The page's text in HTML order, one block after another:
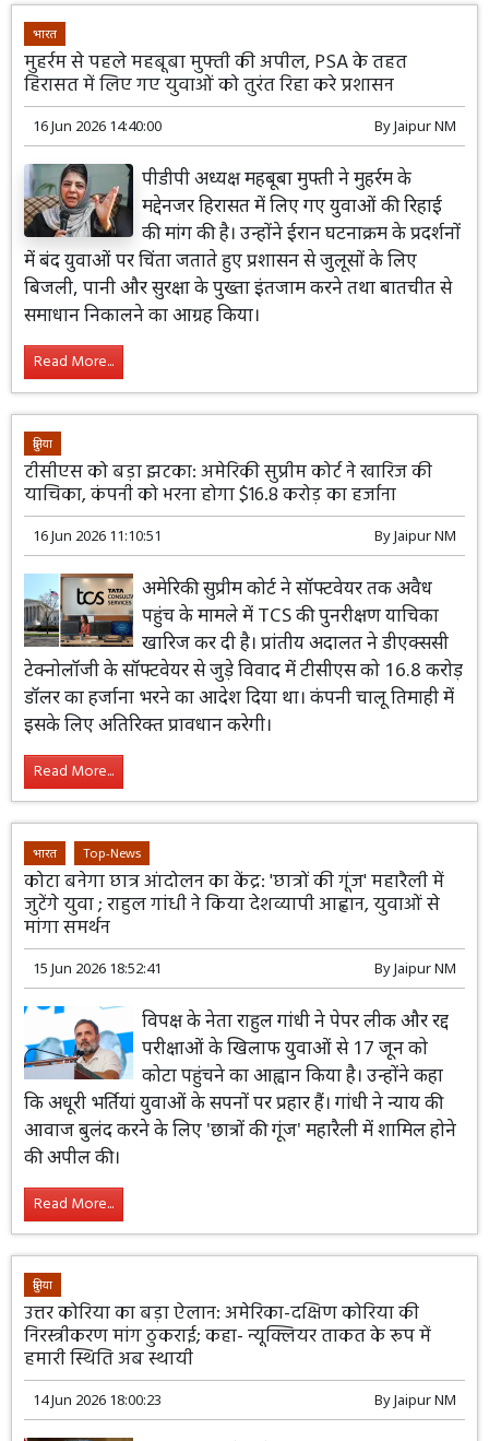
भारत
मुहर्रम से पहले महबूबा मुफ्ती की अपील, PSA के तहत
हिरासत में लिए गए युवाओं को तुरंत रिहा करे प्रशासन
16 Jun 2026 14:40:00 ByJaipur NM
पीडीपी अध्यक्ष महबूबा मुफ्ती ने मुहर्रम के
मद्देनजर हिरासत में लिए गए युवाओं की रिहाई
की मांग की है। उन्होंने ईरान घटनाक्रम के प्रदर्शनों
में बंद युवाओं पर चिंता जताते हुए प्रशासन से जुलूसों के लिए
बिजली, पानी और सुरक्षा के पुख्ता इंतजाम करने तथा बातचीत से
समाधान निकालने का आग्रह किया।
Read More...
दुनिया
टीसीएस को बड़ा झटका: अमेरिकी सुप्रीम कोर्ट ने खारिज की
याचिका, कंपनी को भरना होगा $16.8 करोड़ का हर्जाना
16 Jun 2026 11:10:51 ByJaipur NM
अमेरिकी सुप्रीम कोर्ट ने सॉफ्टवेयर तक अवैध
पहुंच के मामले में TCS की पुनरीक्षण याचिका
खारिज कर दी है। प्रांतीय अदालत ने डीएक्ससी
टेक्नोलॉजी के सॉफ्टवेयर से जुड़े विवाद में टीसीएस को 16.8 करोड़
डॉलर का हर्जाना भरने का आदेश दिया था। कंपनी चालू तिमाही में
इसके लिए अतिरिक्त प्रावधान करेगी।
Read More...
भारत Top-News
कोटा बनेगा छात्र आंदोलन का केंद्र: 'छात्रों की गूंज' महारैली में
जुटेंगे युवा ; राहुल गांधी ने किया देशव्यापी आह्वान, युवाओं से
मांगा समर्थन
15 Jun 2026 18:52:41 ByJaipur NM
विपक्ष के नेता राहुल गांधी ने पेपर लीक और रद्द
परीक्षाओं के खिलाफ युवाओं से 17 जून को
कोटा पहुंचने का आह्वान किया है। उन्होंने कहा
कि अधूरी भर्तियां युवाओं के सपनों पर प्रहार हैं। गांधी ने न्याय की
आवाज बुलंद करने के लिए 'छात्रों की गूंज' महारैली में शामिल होने
की अपील की।
Read More...
दुनिया
उत्तर कोरिया का बड़ा ऐलान: अमेरिका-दक्षिण कोरिया की
निरस्त्रीकरण मांग ठुकराई; कहा- न्यूक्लियर ताकत के रूप में
हमारी स्थिति अब स्थायी
14 Jun 2026 18:00:23 ByJaipur NM